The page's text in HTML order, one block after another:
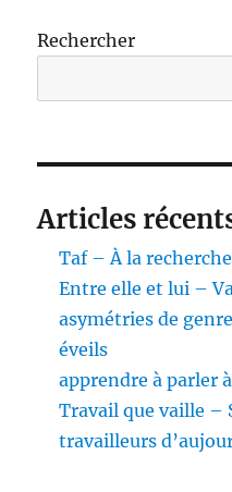
Rechercher
Articles
Taf – À la
Entre elle et lui –
asymétries de
éveils
apprendre à parler
Travail que vaille –
travailleurs